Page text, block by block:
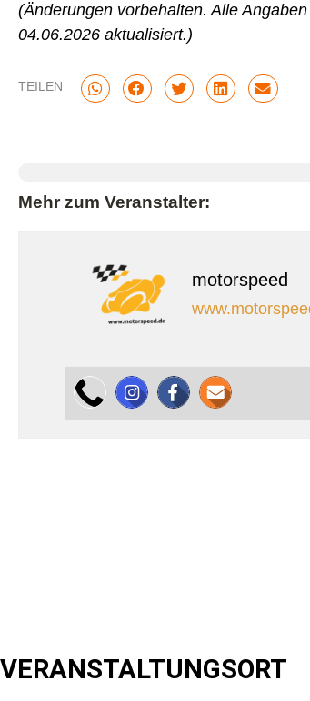
(Änderungen vorbehalten. Alle
04.06.2026 aktualisiert.)
TEILEN
Mehr zum Veranstalter:
motorspeed
VERANSTALTUNGSORT